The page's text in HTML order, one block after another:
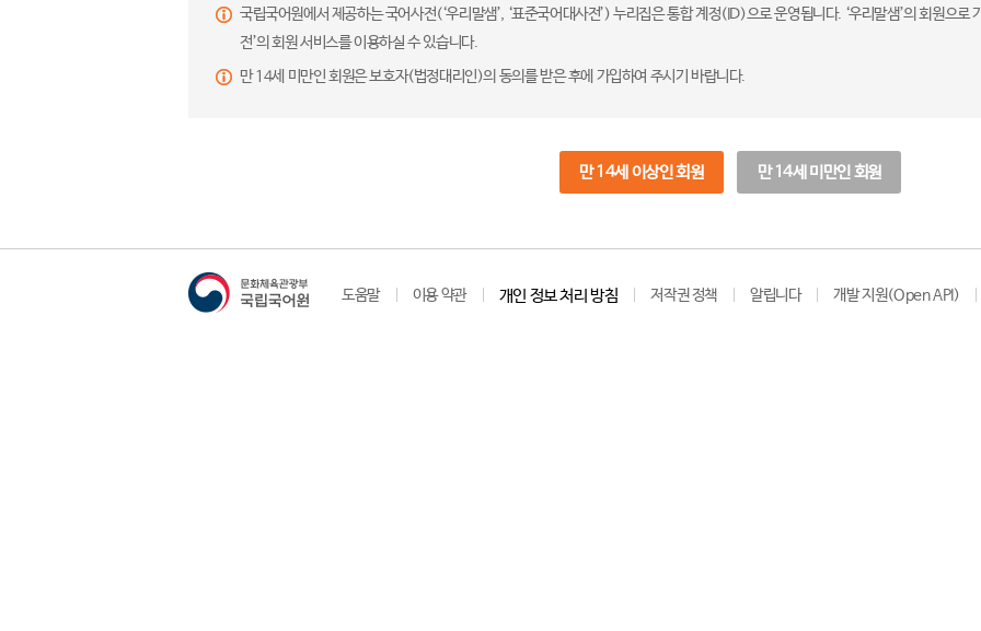
국립국어원에서 제공하는 국어사전(‘우리말샘’, ‘표준국어대사전’) 누리집은 통합 계정(ID)으로 운영됩니다. ‘우리말샘’의 회원으
전’의 회원 서비스를 이용하실 수 있습니다.
만 14세 미만인 회원은 보호자(법정대리인)의 동의를 받은 후에 가입하여 주시기 바랍니다.
만 14세 이상인 회원 만 14세 미만인 회원
도움말 이용 약관 개인 정보 처리 방침 저작권 정책 알립니다 개발 지원(Open API)